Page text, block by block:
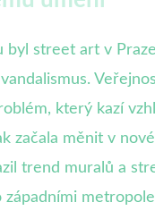
byl street art v
který kazí
začala měnit v
trend muralů a
západními